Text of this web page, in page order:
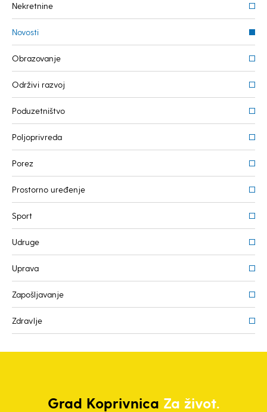
Nekretnine
Novosti
Obrazovanje
Održivi razvoj
Poduzetništvo
Poljoprivreda
Porez
Prostorno uređenje
Sport
Udruge
Uprava
Zapošljavanje
Zdravlje
Grad Koprivnica Za život.